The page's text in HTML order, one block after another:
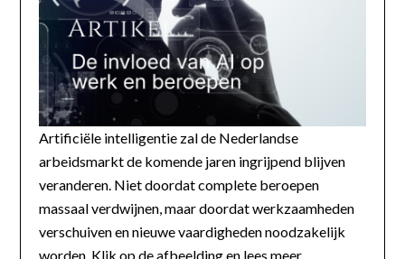
Artificiële intelligentie zal de Nederlandse
arbeidsmarkt de komende jaren ingrijpend blijven
veranderen. Niet doordat complete beroepen
massaal verdwijnen, maar doordat werkzaamheden
verschuiven en nieuwe vaardigheden noodzakelijk
worden. Klik op de afbeelding en lees meer...